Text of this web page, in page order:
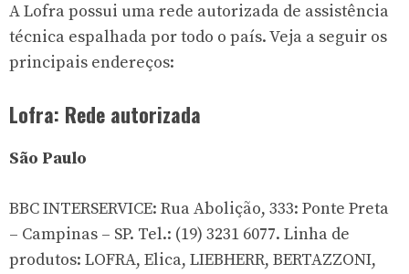
A Lofra possui uma rede autorizada de assistência
técnica espalhada por todo o país. Veja a seguir os
principais endereços:
Lofra: Rede autorizada
São Paulo
BBC INTERSERVICE: Rua Abolição, 333: Ponte Preta
– Campinas – SP. Tel.: (19) 3231 6077. Linha de
produtos: LOFRA, Elica, LIEBHERR, BERTAZZONI,